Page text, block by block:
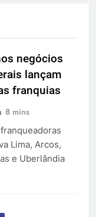
negócios
lançam
franquias
8 mins
Lima, Arcos,
e Uberlândia